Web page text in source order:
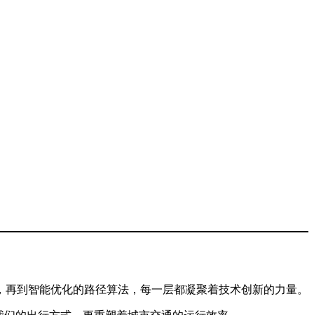
到智能优化的路径算法，每一层都凝聚着技术创新的力量。